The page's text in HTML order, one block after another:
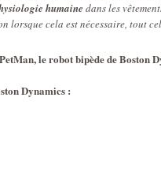
humaine dans les
lorsque cela est nécessaire, tout
le robot bipède de Boston
Dynamics :